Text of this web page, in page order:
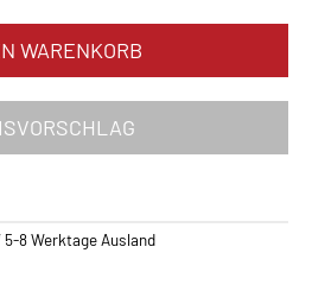
WARENKORB
5-8 Werktage Ausland